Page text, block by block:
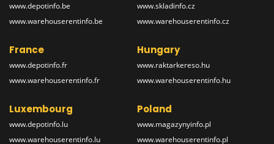
www.depotinfo.be
www.warehouserentinfo.be
www.skladinfo.cz
www.warehouserentinfo.cz
France
www.depotinfo.fr
www.warehouserentinfo.fr
Hungary
www.raktarkereso.hu
www.warehouserentinfo.hu
Luxembourg
www.depotinfo.lu
www.warehouserentinfo.lu
Poland
www.magazynyinfo.pl
www.warehouserentinfo.pl